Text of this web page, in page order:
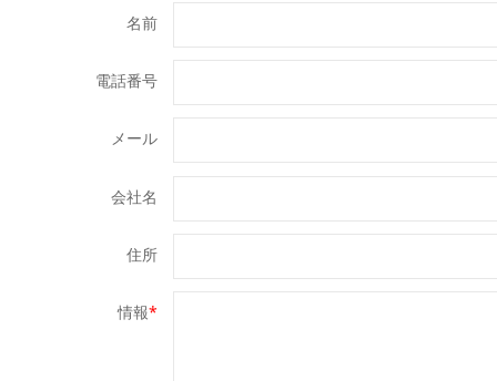
名前
電話番号
メール
会社名
住所
情報*